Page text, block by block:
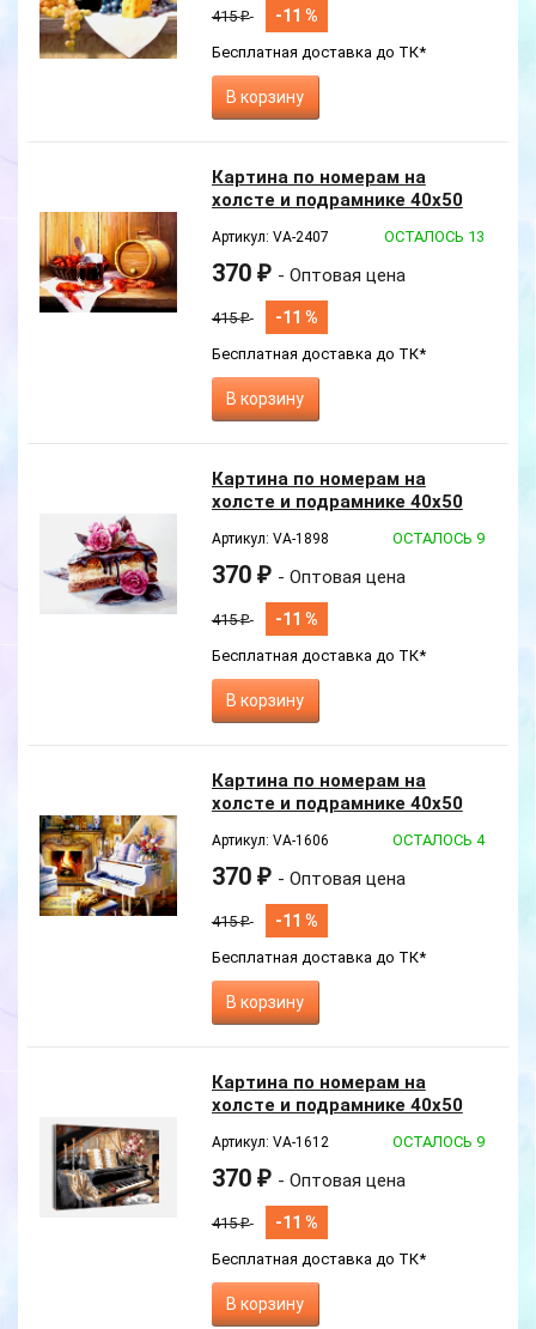
415₽ -11 %
Бесплатная доставка до ТК*
В корзину
Картина по номерам на
холсте и подрамнике 40х50
ОСТАЛОСЬ 13
Артикул: VA-2407
370 ₽ - Оптовая цена
415₽ -11 %
Бесплатная доставка до ТК*
В корзину
Картина по номерам на
холсте и подрамнике 40х50
ОСТАЛОСЬ 9
Артикул: VA-1898
370 ₽ - Оптовая цена
415₽ -11 %
Бесплатная доставка до ТК*
В корзину
Картина по номерам на
холсте и подрамнике 40х50
ОСТАЛОСЬ 4
Артикул: VA-1606
370 ₽ - Оптовая цена
415₽ -11 %
Бесплатная доставка до ТК*
В корзину
Картина по номерам на
холсте и подрамнике 40х50
ОСТАЛОСЬ 9
Артикул: VA-1612
370 ₽ - Оптовая цена
415₽ -11 %
Бесплатная доставка до ТК*
В корзину